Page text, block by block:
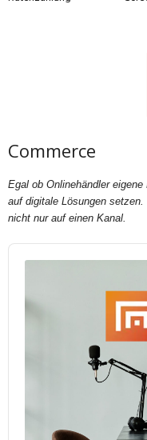
Commerce
Egal ob Onlinehändler
auf digitale Lösungen
nicht nur auf einen Kanal.
Audio
Player